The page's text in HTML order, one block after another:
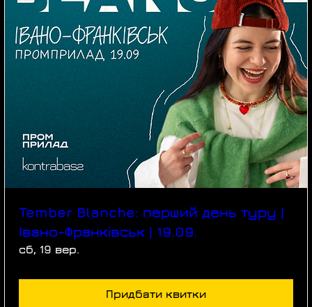
Tember Blanche: перший день туру |
Івано-Франківськ | 19.09.
сб, 19 вер.
Придбати квитки